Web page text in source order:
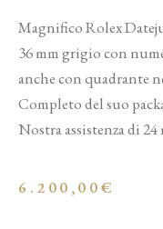
Magnifico Rolex
36 mm grigio con
anche con quadrante
Completo del suo
Nostra assistenza di
6.200,00€